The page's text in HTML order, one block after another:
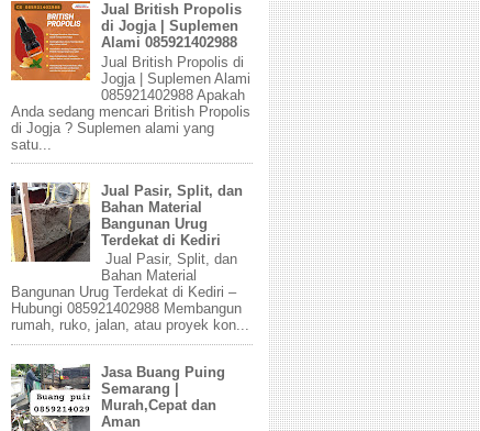
Jual British Propolis
di Jogja | Suplemen
Alami 085921402988
Jual British Propolis di
Jogja | Suplemen Alami
085921402988 Apakah
Anda sedang mencari British Propolis
di Jogja ? Suplemen alami yang
satu...
Jual Pasir, Split, dan
Bahan Material
Bangunan Urug
Terdekat di Kediri
Jual Pasir, Split, dan
Bahan Material
Bangunan Urug Terdekat di Kediri –
Hubungi 085921402988 Membangun
rumah, ruko, jalan, atau proyek kon...
Jasa Buang Puing
Semarang |
Murah,Cepat dan
Aman